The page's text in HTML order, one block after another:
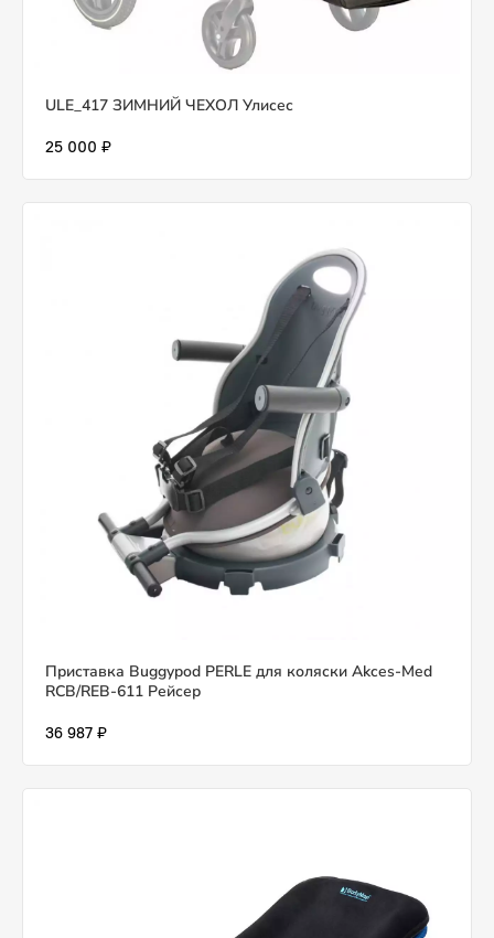
ULE_417 ЗИМНИЙ ЧЕХОЛ Улисес
25 000 ₽
Приставка Buggypod PERLE для коляски Akces-Med
RCB/REB-611 Рейсер
36 987 ₽